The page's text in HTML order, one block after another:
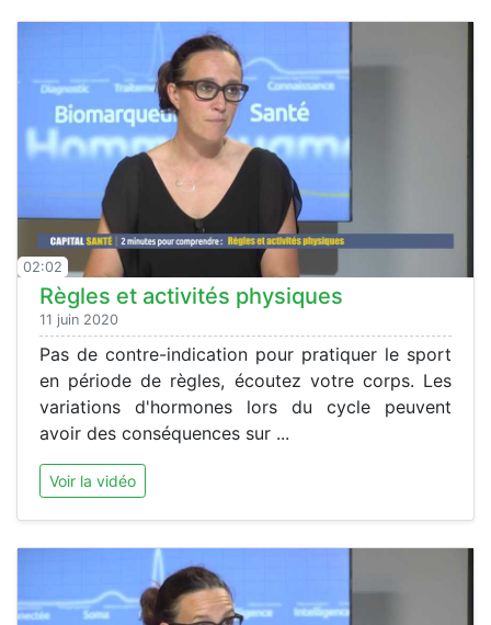
02:02
Règles et activités physiques
11 juin 2020
Pas de contre-indication pour pratiquer le sport
en période de règles, écoutez votre corps. Les
variations d'hormones lors du cycle peuvent
avoir des conséquences sur ...
Voir la vidéo